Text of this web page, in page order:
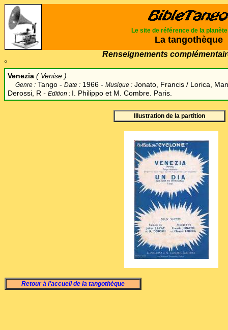
Le site de référence de la planète
La tangothèque
Renseignements
°
Venezia ( Venise )
Genre : Tango - Date : 1966 - Musique : Jonato, Francis / Lorica,
Derossi, R - Edition : I. Philippo et M. Combre. Paris.
Illustration de la partition
Retour à l’accueil de la tangothèque